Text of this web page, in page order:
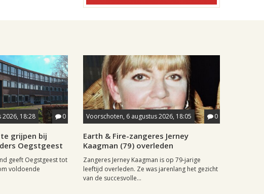
2026, 18:28 0
grijpen bij
Oegstgeest
geeft Oegstgeest tot
voldoende
Voorschoten, 6 augustus 2026, 18:05 0
Earth & Fire-zangeres Jerney
Kaagman (79) overleden
Zangeres Jerney Kaagman is op 79-jarige
leeftijd overleden. Ze was jarenlang het gezicht
van de succesvolle...